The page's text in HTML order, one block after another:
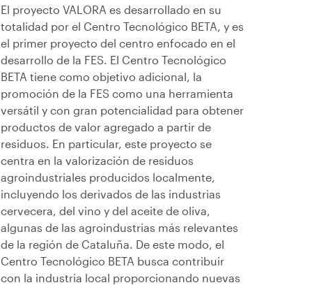
El proyecto VALORA es desarrollado en su
totalidad por el Centro Tecnológico BETA, y es
el primer proyecto del centro enfocado en el
desarrollo de la FES. El Centro Tecnológico
BETA tiene como objetivo adicional, la
promoción de la FES como una herramienta
versátil y con gran potencialidad para obtener
productos de valor agregado a partir de
residuos. En particular, este proyecto se
centra en la valorización de residuos
agroindustriales producidos localmente,
incluyendo los derivados de las industrias
cervecera, del vino y del aceite de oliva,
algunas de las agroindustrias más relevantes
de la región de Cataluña. De este modo, el
Centro Tecnológico BETA busca contribuir
con la industria local proporcionando nuevas